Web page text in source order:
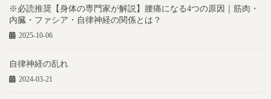
※必読推奨【身体の専門家が解説】腰痛になる4つの原因｜筋肉・
内臓・ファシア・自律神経の関係とは？
2025-10-06
自律神経の乱れ
2024-03-21